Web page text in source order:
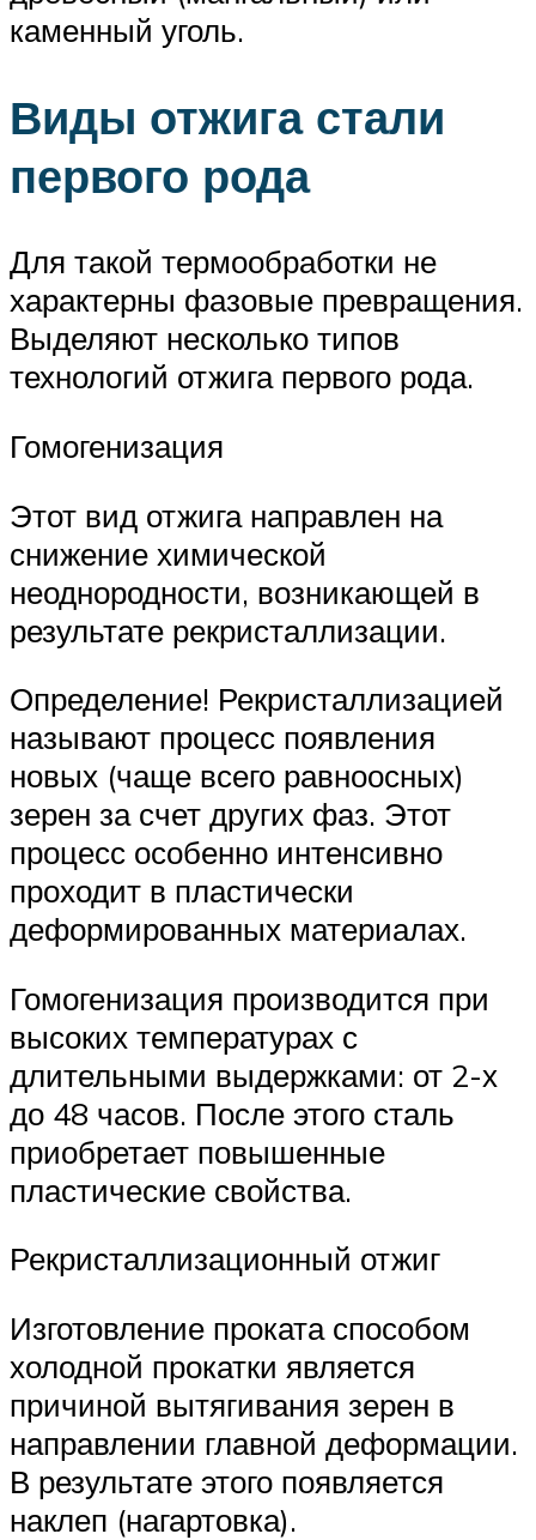
каменный уголь.
Виды отжига стали
первого рода
Для такой термообработки не
характерны фазовые превращения.
Выделяют несколько типов
технологий отжига первого рода.
Гомогенизация
Этот вид отжига направлен на
снижение химической
неоднородности, возникающей в
результате рекристаллизации.
Определение! Рекристаллизацией
называют процесс появления
новых (чаще всего равноосных)
зерен за счет других фаз. Этот
процесс особенно интенсивно
проходит в пластически
деформированных материалах.
Гомогенизация производится при
высоких температурах с
длительными выдержками: от 2-х
до 48 часов. После этого сталь
приобретает повышенные
пластические свойства.
Рекристаллизационный отжиг
Изготовление проката способом
холодной прокатки является
причиной вытягивания зерен в
направлении главной деформации.
В результате этого появляется
наклеп (нагартовка).